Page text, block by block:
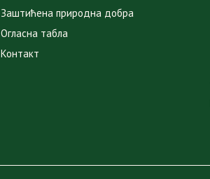
Заштићена природна добра
Огласна табла
Контакт